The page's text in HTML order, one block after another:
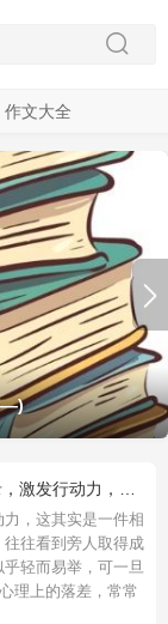
作文大全
操作指南
写
量分享
的心灵导师！
下一页
，这其实是一件相
往看到旁人取得成
轻而易举，可一旦
理上的落差，常常